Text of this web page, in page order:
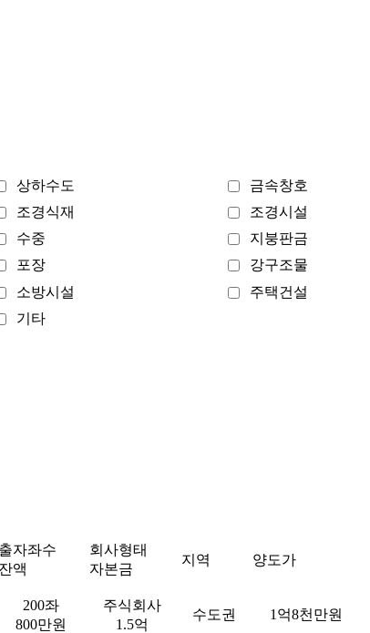
상하수도
금속창호
조경식재
조경시설
수중
지붕판금
포장 강구조물
소방시설
주택건설
기타
출자좌수
잔액
회사형태
자본금
지역
양도가
200좌
800만원
주식회사
1.5억
수도권 1억8천만원